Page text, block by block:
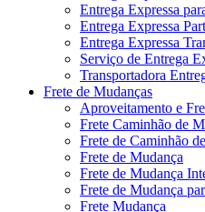
Entrega Expressa
Entrega Expressa
Entrega Expressa
Serviço de Entrega
Transportadora
Frete de Mudanças
Aproveitamento e
Frete Caminhão de
Frete de Caminhão
Frete de Mudança
Frete de Mudança
Frete de Mudança
Frete Mudança